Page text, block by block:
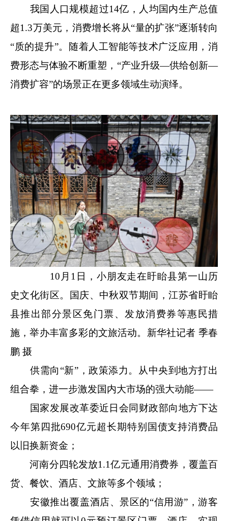
我国人口规模超过14亿，人均国内生产总值
超1.3万美元，消费增长将从“量的扩张”逐渐转向
“质的提升”。随着人工智能等技术广泛应用，消
费形态与体验不断重塑，“产业升级—供给创新—
消费扩容”的场景正在更多领域生动演绎。
10月1日，小朋友走在盱眙县第一山历
史文化街区。国庆、中秋双节期间，江苏省盱眙
县推出部分景区免门票、发放消费券等惠民措
施，举办丰富多彩的文旅活动。新华社记者 季春
鹏 摄
供需向“新”，政策添力。从中央到地方打出
组合拳，进一步激发国内大市场的强大动能——
国家发展改革委近日会同财政部向地方下达
今年第四批690亿元超长期特别国债支持消费品
以旧换新资金；
河南分四轮发放1.1亿元通用消费券，覆盖百
货、餐饮、酒店、文旅等多个领域；
安徽推出覆盖酒店、景区的“信用游”，游客